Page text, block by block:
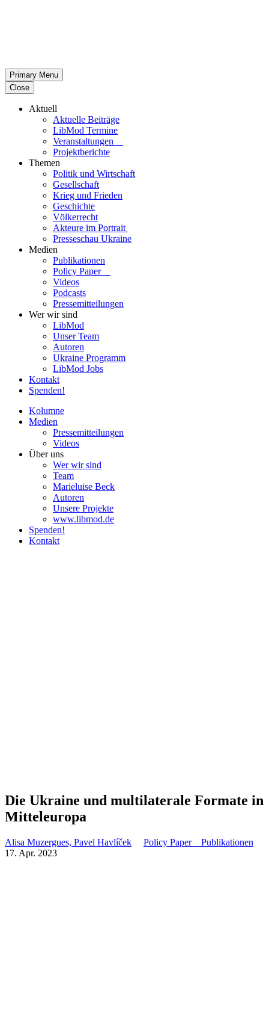
Primary Menu
Close
Aktuell
Aktu­elle Beiträge
LibMod Termine
Ver­an­stal­tun­gen
Pro­jekt­be­richte
Themen
Politik und Wirtschaft
Gesell­schaft
Krieg und Frieden
Geschichte
Völ­ker­recht
Akteure im Portrait
Pres­se­schau Ukraine
Medien
Publi­ka­tio­nen
Policy Paper
Videos
Pod­casts
Pres­se­mit­tei­lun­gen
Wer wir sind
LibMod
Unser Team
Autoren
Ukraine Pro­gramm
LibMod Jobs
Kontakt
Spenden!
Kolumne
Medien
Pres­se­mit­tei­lun­gen
Videos
Über uns
Wer wir sind
Team
Marie­luise Beck
Autoren
Unsere Pro­jekte
www.libmod.de
Spenden!
Kontakt
Die Ukraine und mul­ti­la­te­rale Formate in
Mitteleuropa
Alisa Muzergues, Pavel Havlíček Policy Paper Publikationen
17. Apr. 2023